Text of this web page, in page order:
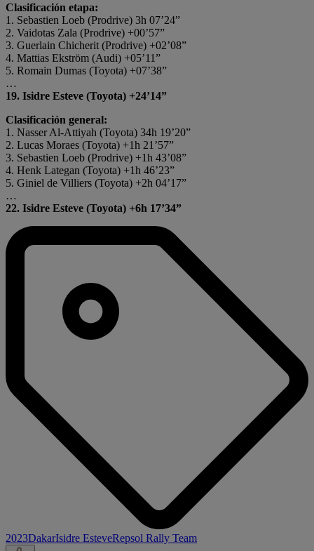
Clasificación etapa:
1. Sebastien Loeb (Prodrive) 3h 07’24”
2. Vaidotas Zala (Prodrive) +00’57”
3. Guerlain Chicherit (Prodrive) +02’08”
4. Mattias Ekström (Audi) +05’11”
5. Romain Dumas (Toyota) +07’38”
…
19. Isidre Esteve (Toyota) +24’14”
Clasificación general:
1. Nasser Al-Attiyah (Toyota) 34h 19’20”
2. Lucas Moraes (Toyota) +1h 21’57”
3. Sebastien Loeb (Prodrive) +1h 43’08”
4. Henk Lategan (Toyota) +1h 46’23”
5. Giniel de Villiers (Toyota) +2h 04’17”
…
22. Isidre Esteve (Toyota) +6h 17’34”
2023DakarIsidre EsteveRepsol Rally Team